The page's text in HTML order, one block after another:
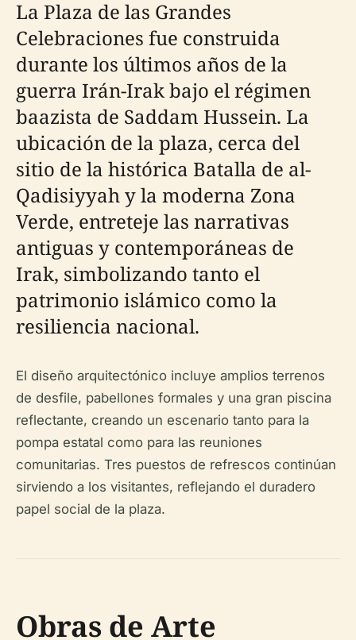
La Plaza de las Grandes
Celebraciones fue construida
durante los últimos años de la
guerra Irán-Irak bajo el régimen
baazista de Saddam Hussein. La
ubicación de la plaza, cerca del
sitio de la histórica Batalla de al-
Qadisiyyah y la moderna Zona
Verde, entreteje las narrativas
antiguas y contemporáneas de
Irak, simbolizando tanto el
patrimonio islámico como la
resiliencia nacional.
El diseño arquitectónico incluye amplios terrenos
de desfile, pabellones formales y una gran piscina
reflectante, creando un escenario tanto para la
pompa estatal como para las reuniones
comunitarias. Tres puestos de refrescos continúan
sirviendo a los visitantes, reflejando el duradero
papel social de la plaza.
Obras de Arte